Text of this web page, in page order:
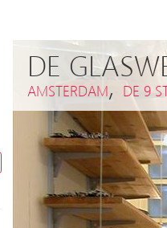
DE
AMSTERDAM,DE 9